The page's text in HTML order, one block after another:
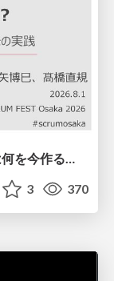
AIは実装を速くする。では、私たちは何を今作るべきか？－立場を越えてリリースに向き合ったチーム開発の実践 / 20260801 Hiromi Nakaya and Naoki Takahashi
3 370